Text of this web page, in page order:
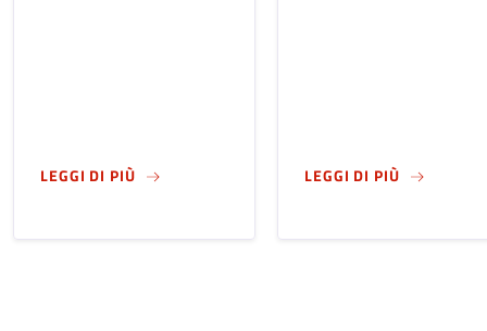
LEGGI DI PIÙSUE-BRT, DAL 3 AGOSTO ENTRANO IN
LEGGI DI PIÙSUBANDO